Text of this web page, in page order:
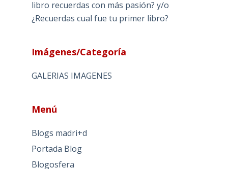
libro recuerdas con más pasión? y/o
¿Recuerdas cual fue tu primer libro?
Imágenes/Categoría
GALERIAS IMAGENES
Menú
Blogs madri+d
Portada Blog
Blogosfera